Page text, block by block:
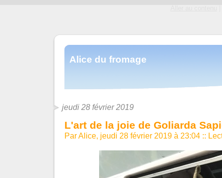
Alice du fromage
jeudi 28 février 2019
L'art de la joie de Goliarda
Par Alice, jeudi 28 février 2019 à 23:04 ::